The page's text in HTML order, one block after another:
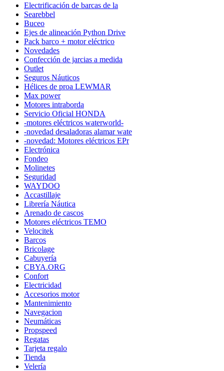
Electrificación de barcas de la
Searebbel
Buceo
Ejes de alineación Python Drive
Pack barco + motor eléctrico
Novedades
Confección de jarcias a medida
Outlet
Seguros Náuticos
Hélices de proa LEWMAR
Max power
Motores intraborda
Servicio Oficial HONDA
-motores eléctricos waterworld-
-novedad desaladoras alamar wate
-novedad: Motores eléctricos EPr
Electrónica
Fondeo
Molinetes
Seguridad
WAYDOO
Accastillaje
Librería Náutica
Arenado de cascos
Motores eléctricos TEMO
Velocitek
Barcos
Bricolage
Cabuyería
CBYA.ORG
Confort
Electricidad
Accesorios motor
Mantenimiento
Navegacion
Neumáticas
Propspeed
Regatas
Tarjeta regalo
Tienda
Velería